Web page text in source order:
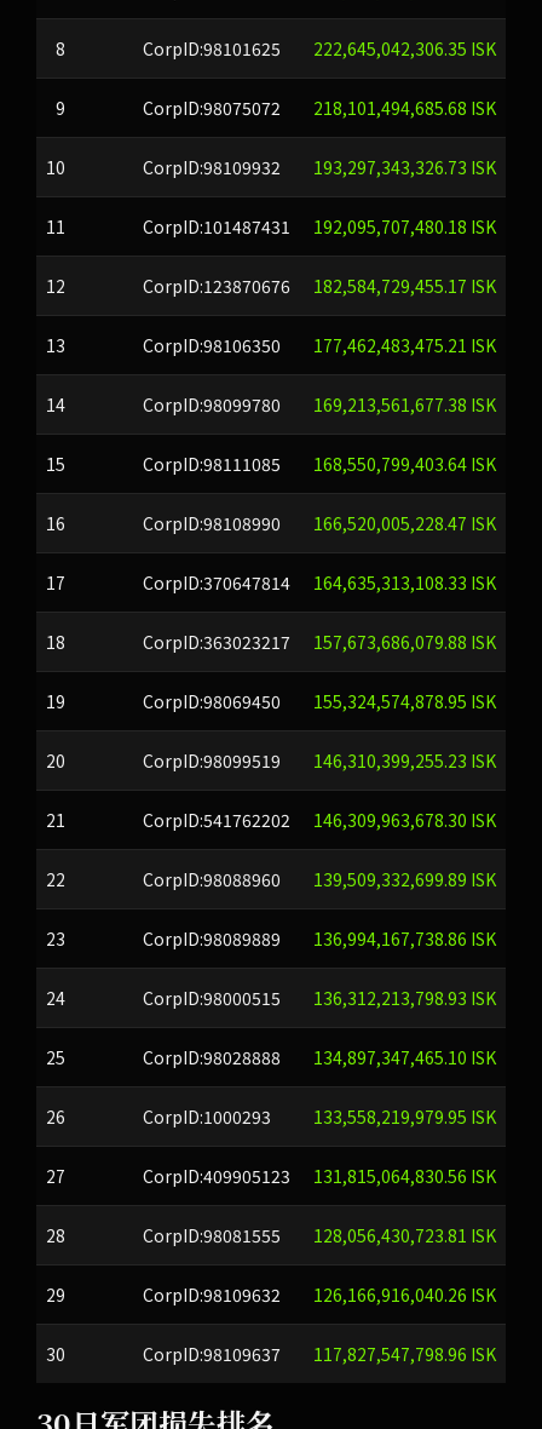
8 CorpID:98101625 222,645,042,306.35 ISK
9 CorpID:98075072 218,101,494,685.68 ISK
10 CorpID:98109932 193,297,343,326.73 ISK
11 CorpID:101487431 192,095,707,480.18 ISK
12 CorpID:123870676 182,584,729,455.17 ISK
13 CorpID:98106350 177,462,483,475.21 ISK
14 CorpID:98099780 169,213,561,677.38 ISK
15 CorpID:98111085 168,550,799,403.64 ISK
16 CorpID:98108990 166,520,005,228.47 ISK
17 CorpID:370647814 164,635,313,108.33 ISK
18 CorpID:363023217 157,673,686,079.88 ISK
19 CorpID:98069450 155,324,574,878.95 ISK
20 CorpID:98099519 146,310,399,255.23 ISK
21 CorpID:541762202 146,309,963,678.30 ISK
22 CorpID:98088960 139,509,332,699.89 ISK
23 CorpID:98089889 136,994,167,738.86 ISK
24 CorpID:98000515 136,312,213,798.93 ISK
25 CorpID:98028888 134,897,347,465.10 ISK
26 CorpID:1000293 133,558,219,979.95 ISK
27 CorpID:409905123 131,815,064,830.56 ISK
28 CorpID:98081555 128,056,430,723.81 ISK
29 CorpID:98109632 126,166,916,040.26 ISK
30 CorpID:98109637 117,827,547,798.96 ISK